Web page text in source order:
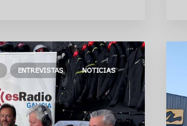
ENTREVISTAS NOTICIAS